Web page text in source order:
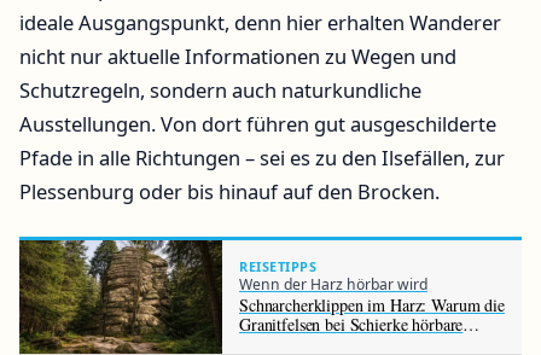
ideale Ausgangspunkt, denn hier erhalten Wanderer
nicht nur aktuelle Informationen zu Wegen und
Schutzregeln, sondern auch naturkundliche
Ausstellungen. Von dort führen gut ausgeschilderte
Pfade in alle Richtungen – sei es zu den Ilsefällen, zur
Plessenburg oder bis hinauf auf den Brocken.
REISETIPPS
Wenn der Harz hörbar wird
Schnarcherklippen im Harz: Warum die
Granitfelsen bei Schierke hörbare